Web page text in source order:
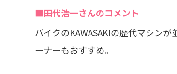
■田代浩一さんのコメント
バイクのKAWASAKIの歴代マシン
ーナーもおすすめ。